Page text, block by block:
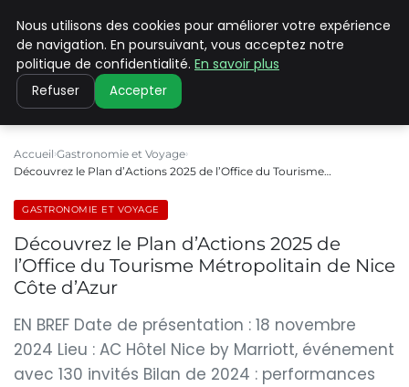
PILAT PATRIMOINES
Accueil Gastronomie et Voyage
Découvrez le Plan d’Actions 2025 de l’Office du Tourisme…
GASTRONOMIE ET VOYAGE
Découvrez le Plan d’Actions 2025 de
l’Office du Tourisme Métropolitain de Nice
Côte d’Azur
EN BREF Date de présentation : 18 novembre
2024 Lieu : AC Hôtel Nice by Marriott, événement
avec 130 invités Bilan de 2024 : performances
Nous utilisons des cookies pour améliorer votre expérience
de navigation. En poursuivant, vous acceptez notre
politique de confidentialité. En savoir plus
Refuser Accepter